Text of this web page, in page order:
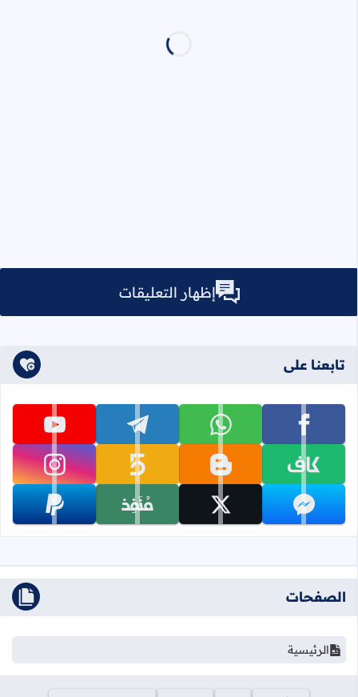
إظهار التعليقات
تابعنا على
تابعنا على facebook تابعنا على whatsapp تابعنا على telegram تابعنا على youtube
تابعنا على kafiil تابعنا على blogger تابعنا على khamsat تابعنا على instagram
تابعنا على messenger تابعنا على x تابعنا على monafiz تابعنا على paypal
الصفحات
الرئيسية